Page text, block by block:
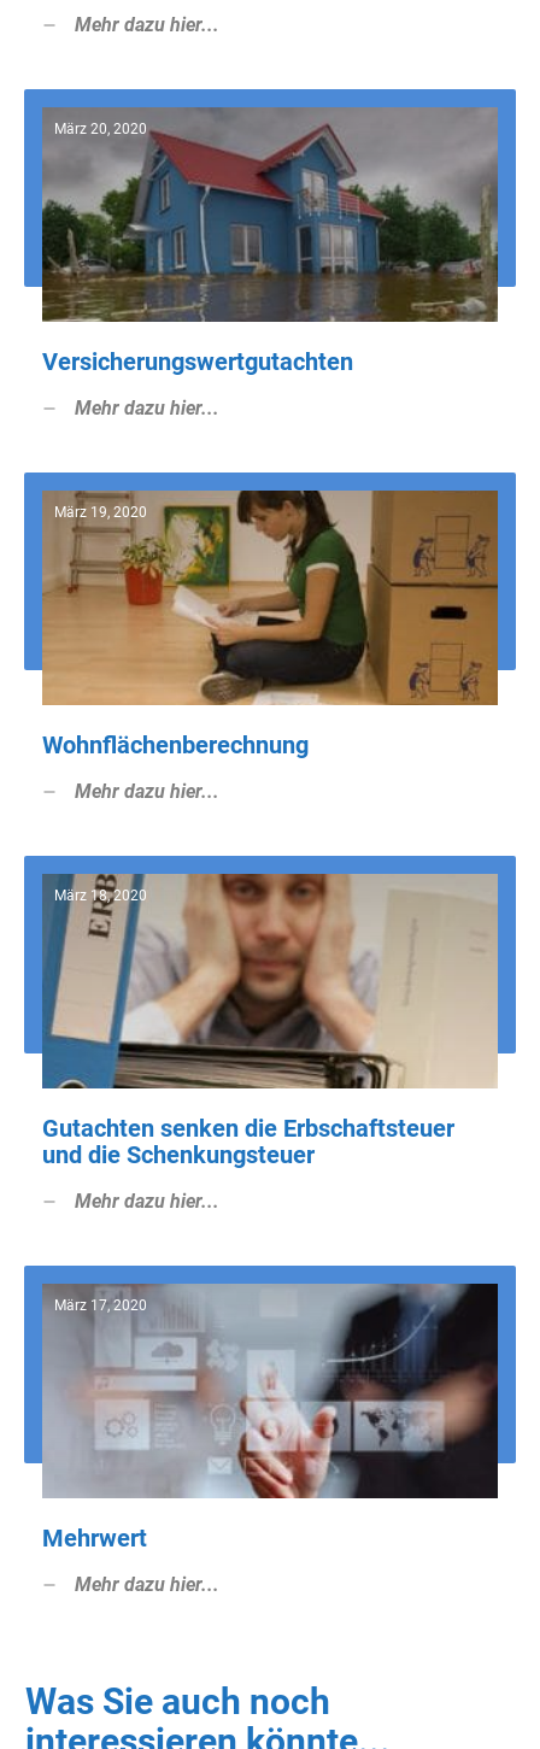
Mehr dazu hier...
März 20, 2020
Versicherungswertgutachten
Mehr dazu hier...
März 19, 2020
Wohnflächenberechnung
Mehr dazu hier...
März 18, 2020
Gutachten senken die Erbschaftsteuer
und die Schenkungsteuer
Mehr dazu hier...
März 17, 2020
Mehrwert
Mehr dazu hier...
Was Sie auch noch